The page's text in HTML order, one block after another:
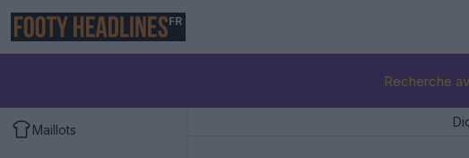
FR
Recherche
Maillots